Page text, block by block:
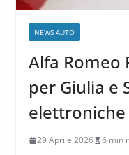
NEWS AUTO
Alfa Romeo
per Giulia e
elettroniche
29 Aprile 2026 6 min